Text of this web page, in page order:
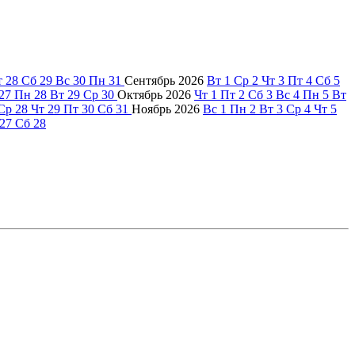
28 Сб 29 Вс 30 Пн 31 Сентябрь 2026 Вт 1 Ср 2 Чт 3 Пт 4 Сб 5
27 Пн 28 Вт 29 Ср 30 Октябрь 2026 Чт 1 Пт 2 Сб 3 Вс 4 Пн 5 Вт
28 Чт 29 Пт 30 Сб 31 Ноябрь 2026 Вс 1 Пн 2 Вт 3 Ср 4 Чт 5
27 Сб 28